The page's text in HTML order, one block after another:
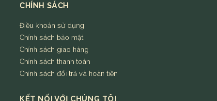
CHÍNH SÁCH
Điều khoản sử dụng
Chính sách bảo mật
Chính sách giao hàng
Chính sách thanh toán
Chính sách đổi trả và hoàn tiền
KẾT NỐI VỚI CHÚNG TÔI